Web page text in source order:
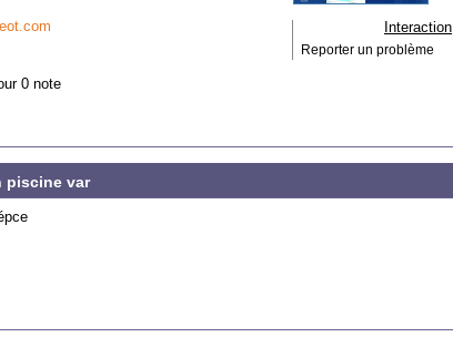
0 note
Interaction
Reporter un problème
piscine var